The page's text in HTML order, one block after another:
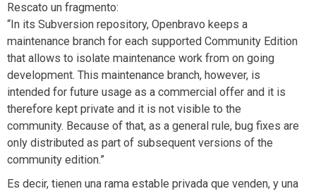
Rescato un fragmento:
“In its Subversion repository, Openbravo keeps a
maintenance branch for each supported Community Edition
that allows to isolate maintenance work from on going
development. This maintenance branch, however, is
intended for future usage as a commercial offer and it is
therefore kept private and it is not visible to the
community. Because of that, as a general rule, bug fixes are
only distributed as part of subsequent versions of the
community edition.”
Es decir, tienen una rama estable privada que venden, y una